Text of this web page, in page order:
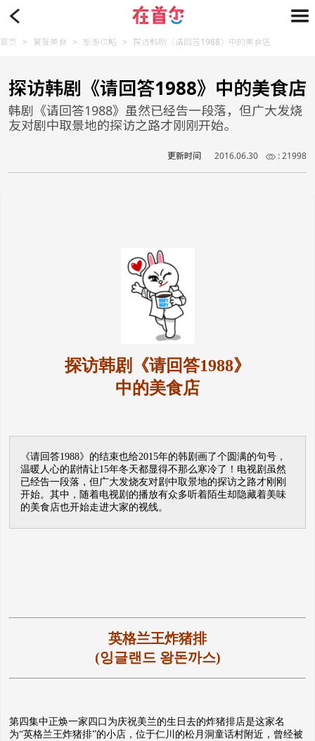
首页 > 饕餮美食 > 旅游攻略 > 探访韩剧《请回答1988》中的美食店
探访韩剧《请回答1988》中的美食店
韩剧《请回答1988》虽然已经告一段落，但广大发烧
友对剧中取景地的探访之路才刚刚开始。
更新时间 2016.06.30 : 21998
探访韩剧《请回答1988》
中的美食店
《请回答1988》的结束也给2015年的韩剧画了个圆满的句号，
温暖人心的剧情让15年冬天都显得不那么寒冷了！电视剧虽然
已经告一段落，但广大发烧友对剧中取景地的探访之路才刚刚
开始。其中，随着电视剧的播放有众多听着陌生却隐藏着美味
的美食店也开始走进大家的视线。
英格兰王炸猪排
(잉글랜드 왕돈까스)
第四集中正焕一家四口为庆祝美兰的生日去的炸猪排店是这家名
为“英格兰王炸猪排”的小店，位于仁川的松月洞童话村附近，曾经被